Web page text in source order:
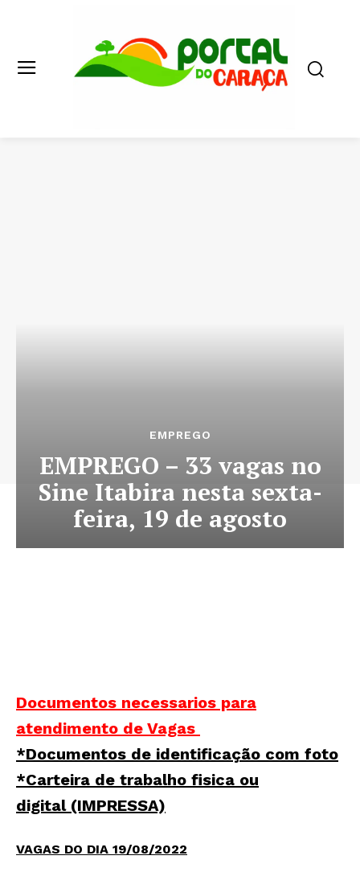
EMPREGO
EMPREGO – 33 vagas no
Sine Itabira nesta sexta-
feira, 19 de agosto
Documentos necessarios para
atendimento de Vagas
*Documentos de identificação com foto
*Carteira de trabalho fisica ou
digital (IMPRESSA)
VAGAS DO DIA 19/08/2022